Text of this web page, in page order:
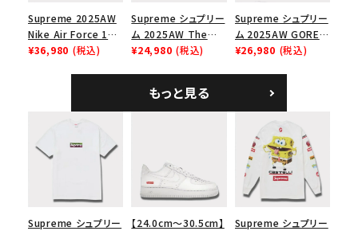
Supreme 2025AW
Nike Air Force 1
Low シュプリーム ナ
¥36,980 (税込)
Supreme シュプリー
ム 2025AW The
Exorcist Mother
ーブTシャツ ホワイ
ト
¥24,980 (税込)
Supreme シュプリー
ム 2025AW GORE-
TEX Zip Pocket
キャンプ キャップ リ
アルツリーAPカモ
¥26,980 (税込)
もっと見る
Supreme シュプリー
【24.0cm～30.5cm】
Supreme シュプリー